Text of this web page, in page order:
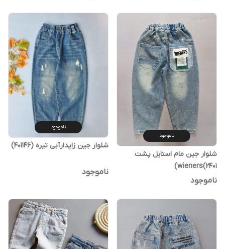
ناموجود
شلوار جین مام استایل پشت
wieners(2401)
ناموجود
ناموجود
شلوار جین زاپدارآبی تیره (401146)
ناموجود